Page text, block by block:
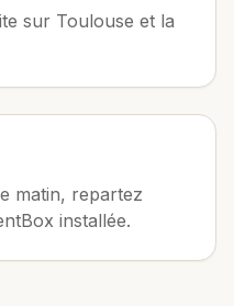
sur Toulouse et la
matin, repartez
installée.